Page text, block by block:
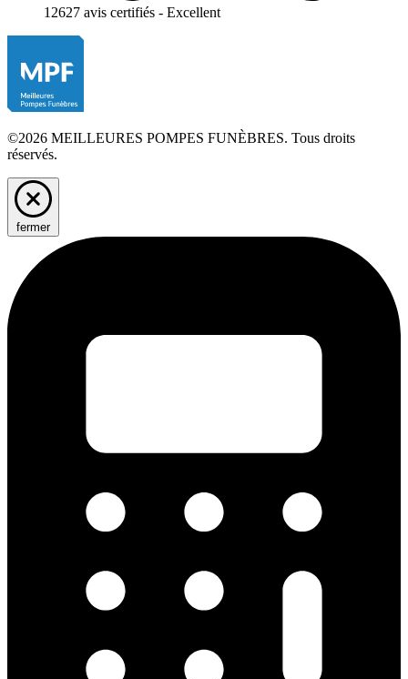
12627 avis certifiés - Excellent
©2026 MEILLEURES POMPES FUNÈBRES. Tous droits
réservés.
fermer